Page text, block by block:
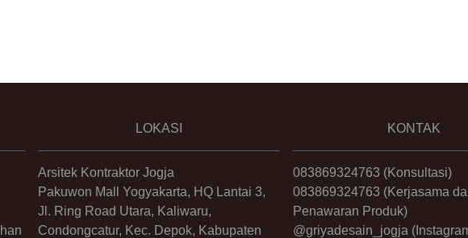
LOKASI
Arsitek Kontraktor Jogja
Pakuwon Mall Yogyakarta, HQ Lantai 3,
Jl. Ring Road Utara, Kaliwaru,
Condongcatur, Kec. Depok, Kabupaten
KONTAK
083869324763 (Konsultasi)
083869324763 (Kerjasama
Penawaran Produk)
@griyadesain_jogja